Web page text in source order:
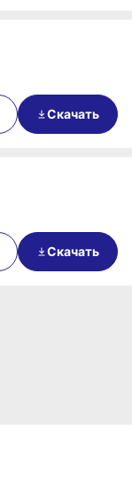
Скачать
Скачать